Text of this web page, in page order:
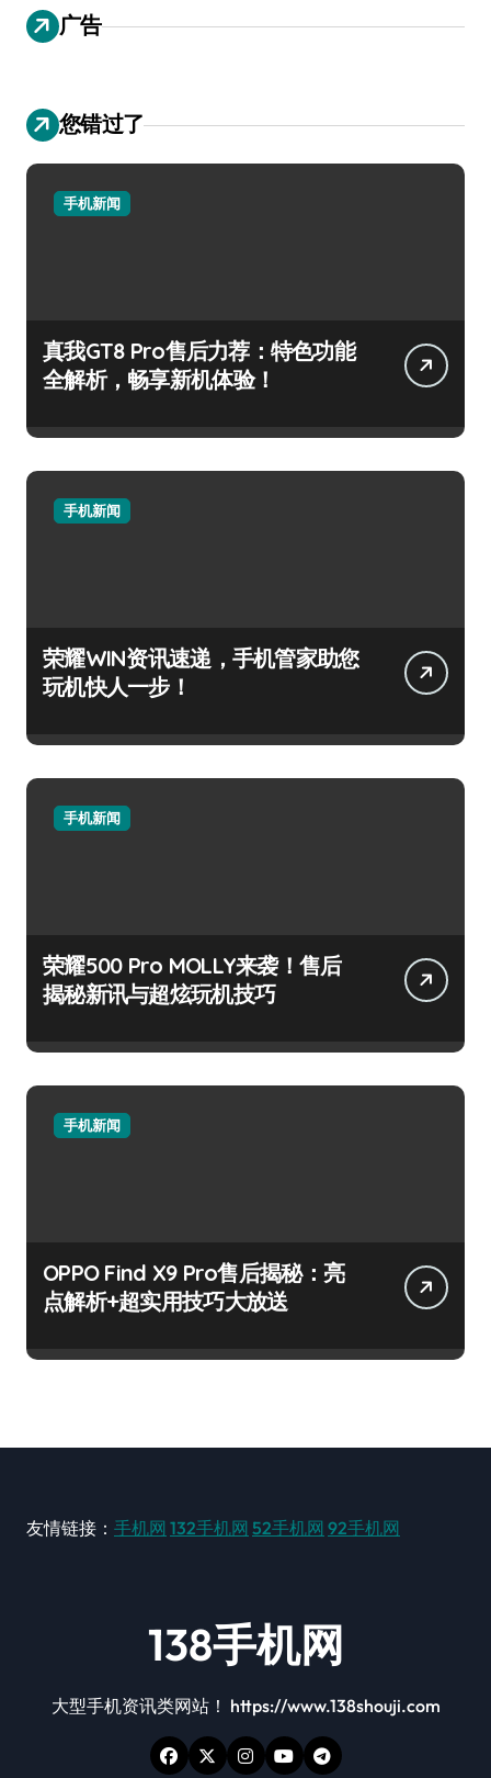
广告
您错过了
手机新闻
真我GT8 Pro售后力荐：特色功能
全解析，畅享新机体验！
手机新闻
荣耀WIN资讯速递，手机管家助您
玩机快人一步！
手机新闻
荣耀500 Pro MOLLY来袭！售后
揭秘新讯与超炫玩机技巧
手机新闻
OPPO Find X9 Pro售后揭秘：亮
点解析+超实用技巧大放送
友情链接： 手机网 132手机网 52手机网 92手机网
138手机网
大型手机资讯类网站！ https://www.138shouji.com